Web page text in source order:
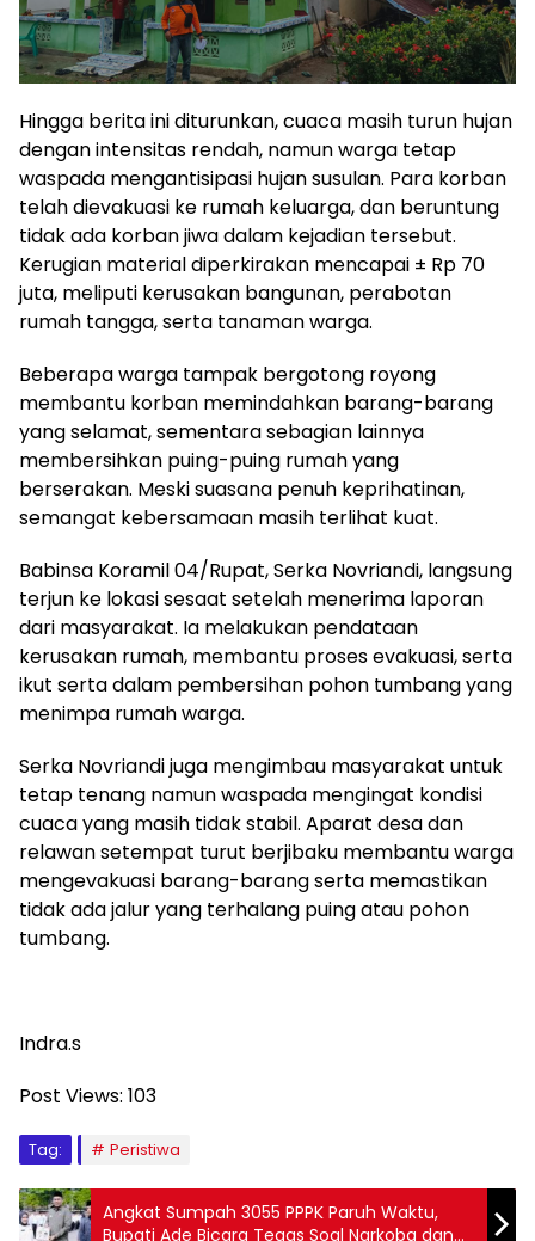
Hingga berita ini diturunkan, cuaca masih turun hujan
dengan intensitas rendah, namun warga tetap
waspada mengantisipasi hujan susulan. Para korban
telah dievakuasi ke rumah keluarga, dan beruntung
tidak ada korban jiwa dalam kejadian tersebut.
Kerugian material diperkirakan mencapai ± Rp 70
juta, meliputi kerusakan bangunan, perabotan
rumah tangga, serta tanaman warga.
Beberapa warga tampak bergotong royong
membantu korban memindahkan barang-barang
yang selamat, sementara sebagian lainnya
membersihkan puing-puing rumah yang
berserakan. Meski suasana penuh keprihatinan,
semangat kebersamaan masih terlihat kuat.
Babinsa Koramil 04/Rupat, Serka Novriandi, langsung
terjun ke lokasi sesaat setelah menerima laporan
dari masyarakat. Ia melakukan pendataan
kerusakan rumah, membantu proses evakuasi, serta
ikut serta dalam pembersihan pohon tumbang yang
menimpa rumah warga.
Serka Novriandi juga mengimbau masyarakat untuk
tetap tenang namun waspada mengingat kondisi
cuaca yang masih tidak stabil. Aparat desa dan
relawan setempat turut berjibaku membantu warga
mengevakuasi barang-barang serta memastikan
tidak ada jalur yang terhalang puing atau pohon
tumbang.
Indra.s
Post Views: 103
Tag: Peristiwa
Angkat Sumpah 3055 PPPK Paruh Waktu,
Bupati Ade Bicara Tegas Soal Narkoba dan